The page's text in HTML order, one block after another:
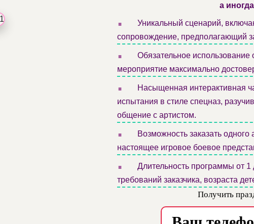
а
.
Уникальный сценарий,
сопровождение, предполагающий
.
Обязательное использование
мероприятие максимально
.
Насыщенная интерактивная
испытания в стиле спецназ,
общение с артистом.
.
Возможность заказать
настоящее игровое боевое
.
Длительность программы от 1
требований заказчика, возраста
Получить